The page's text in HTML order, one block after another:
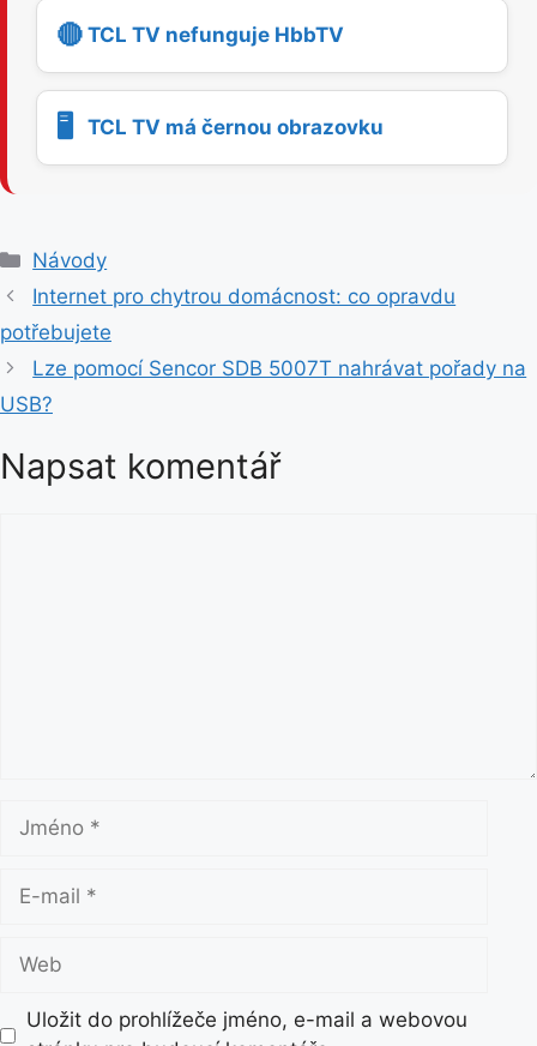
🔴 TCL TV nefunguje HbbTV
🖥️ TCL TV má černou obrazovku
R
u
r
i
k
Návody
Internet pro chytrou domácnost: co opravdu
potřebujete
Lze pomocí Sencor SDB 5007T nahrávat pořady na
USB?
Napsat komentář
l
Uložit do prohlížeče jméno, e-mail a webovou